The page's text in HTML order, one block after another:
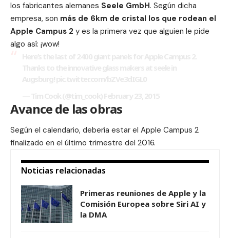
los fabricantes alemanes Seele GmbH. Según dicha
empresa, son más de 6km de cristal los que rodean el
Apple Campus 2 y es la primera vez que alguien le pide
algo así: ¡wow!
Avance de las obras
Según el calendario, debería estar el Apple Campus 2
finalizado en el último trimestre del 2016.
Noticias relacionadas
Primeras reuniones de Apple y la
Comisión Europea sobre Siri AI y
la DMA